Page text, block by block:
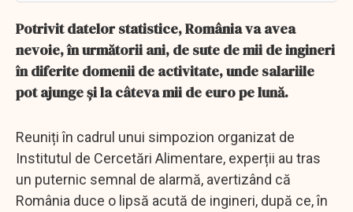
Potrivit datelor statistice, România va avea
nevoie, în următorii ani, de sute de mii de ingineri
în diferite domenii de activitate, unde salariile
pot ajunge și la câteva mii de euro pe lună.
Reuniți în cadrul unui simpozion organizat de
Institutul de Cercetări Alimentare, experții au tras
un puternic semnal de alarmă, avertizând că
România duce o lipsă acută de ingineri, după ce, în